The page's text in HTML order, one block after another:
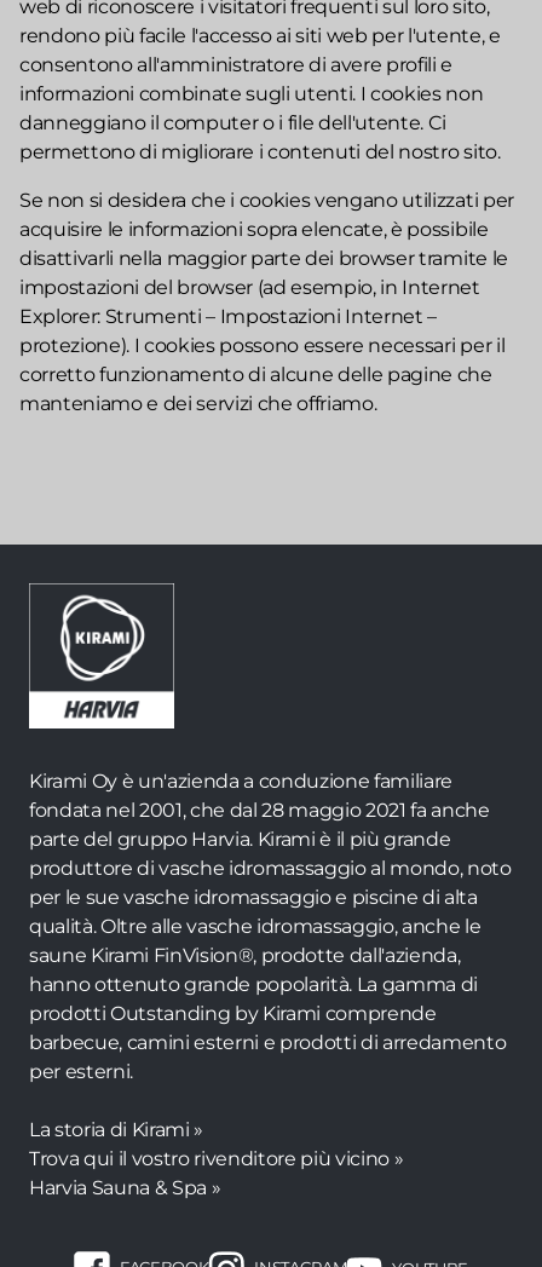
web di riconoscere i visitatori frequenti sul loro sito,
rendono più facile l'accesso ai siti web per l'utente, e
consentono all'amministratore di avere profili e
informazioni combinate sugli utenti. I cookies non
danneggiano il computer o i file dell'utente. Ci
permettono di migliorare i contenuti del nostro sito.
Se non si desidera che i cookies vengano utilizzati per
acquisire le informazioni sopra elencate, è possibile
disattivarli nella maggior parte dei browser tramite le
impostazioni del browser (ad esempio, in Internet
Explorer: Strumenti – Impostazioni Internet –
protezione). I cookies possono essere necessari per il
corretto funzionamento di alcune delle pagine che
manteniamo e dei servizi che offriamo.
Kirami Oy è un'azienda a conduzione familiare
fondata nel 2001, che dal 28 maggio 2021 fa anche
parte del gruppo Harvia. Kirami è il più grande
produttore di vasche idromassaggio al mondo, noto
per le sue vasche idromassaggio e piscine di alta
qualità. Oltre alle vasche idromassaggio, anche le
saune Kirami FinVision®, prodotte dall'azienda,
hanno ottenuto grande popolarità. La gamma di
prodotti Outstanding by Kirami comprende
barbecue, camini esterni e prodotti di arredamento
per esterni.
La storia di Kirami »
Trova qui il vostro rivenditore più vicino »
Harvia Sauna & Spa »